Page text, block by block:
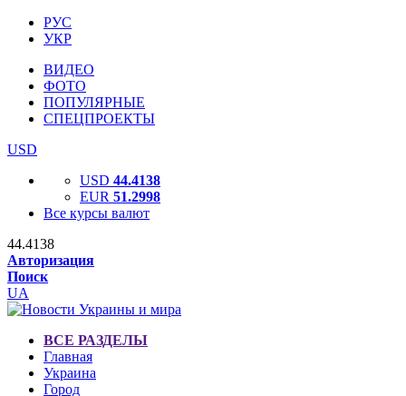
РУС
УКР
ВИДЕО
ФОТО
ПОПУЛЯРНЫЕ
СПЕЦПРОЕКТЫ
USD
USD 44.4138
EUR 51.2998
Все курсы валют
44.4138
Авторизация
Поиск
UA
ВСЕ РАЗДЕЛЫ
Главная
Украина
Город